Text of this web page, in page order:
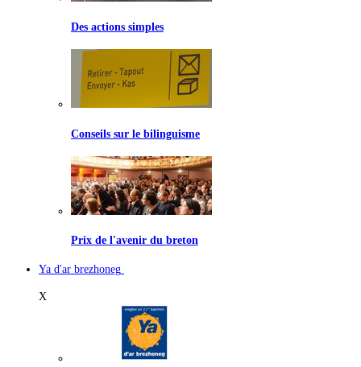
Des actions simples
Conseils sur le bilinguisme
Prix de l'avenir du breton
Ya d'ar brezhoneg
X